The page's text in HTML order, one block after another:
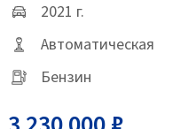
2021 г.
Автоматическая
Бензин